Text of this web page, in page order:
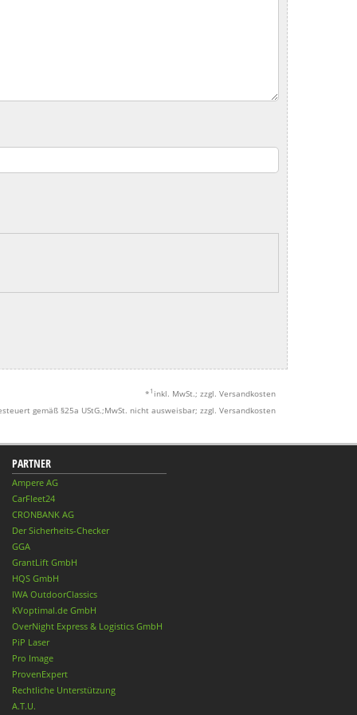
* 1 inkl. MwSt.; zzgl. Versandkosten
gemäß §25a UStG.;MwSt. nicht ausweisbar; zzgl. Versandkosten
PARTNER
Ampere AG
CarFleet24
CRONBANK AG
Der Sicherheits-Checker
GGA
GrantLift GmbH
HQS GmbH
IWA OutdoorClassics
KVoptimal.de GmbH
OverNight Express & Logistics GmbH
PiP Laser
Pro Image
ProvenExpert
Rechtliche Unterstützung
A.T.U.